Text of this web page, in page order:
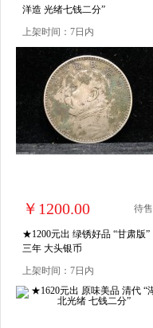
洋造 光绪七钱二分”
上架时间：7日内
￥1200.00 待售
★1200元出 绿锈好品 “甘肃版”
三年 大头银币
上架时间：7日内